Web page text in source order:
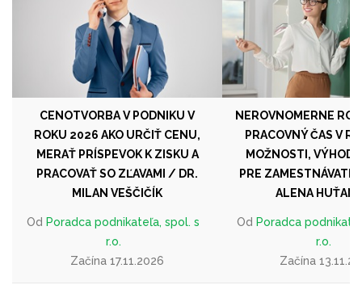
CENOTVORBA V PODNIKU V
ROKU 2026 AKO URČIŤ CENU,
MERAŤ PRÍSPEVOK K ZISKU A
PRACOVAŤ SO ZĽAVAMI / DR.
MILAN VEŠČIČÍK
Od Poradca podnikateľa, spol. s
r.o.
Začína 17.11.2026
NEROVNOMERNE
PRACOVNÝ ČAS V
MOŽNOSTI,
PRE
ALENA
Od Poradca
r.o.
Začína